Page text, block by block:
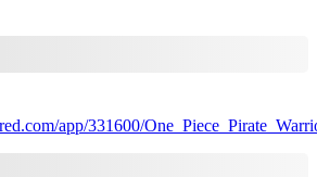
app/331600/